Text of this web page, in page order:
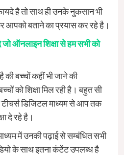
है तो साथ ही उनके नुकसान भी
आपको बताने का प्रयास कर रहे है।
ऑनलाइन शिक्षा से हम सभी को
बच्चों कहीं भी जाने की
को शिक्षा मिल रही है। बहुत सी
डिजिटल माध्यम से आप तक
दे रहे है।
में उनकी पढ़ाई से सम्बंधित सभी
के साथ इतना कंटेंट उपलब्ध है